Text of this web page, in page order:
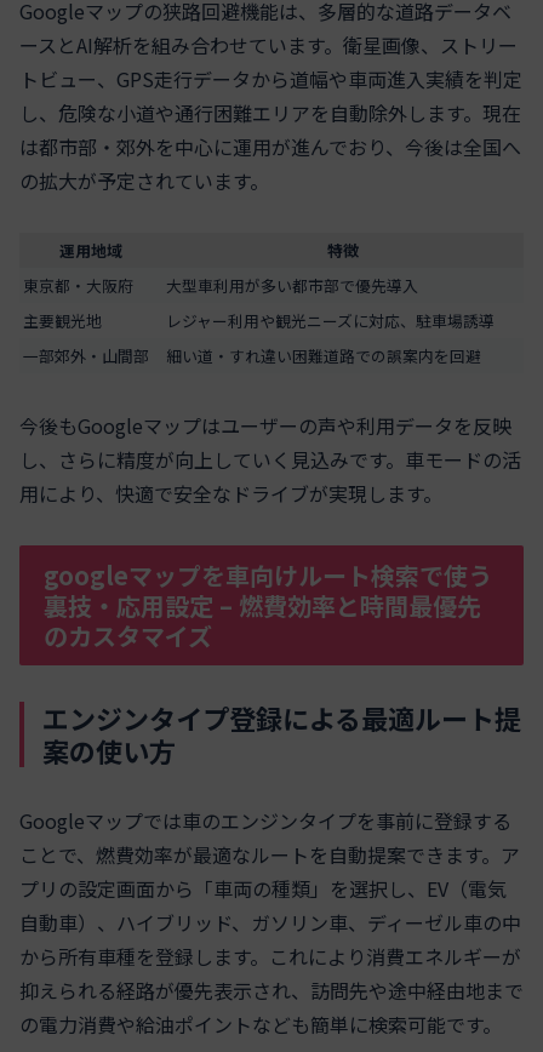
Googleマップの狭路回避機能は、多層的な道路データベ
ースとAI解析を組み合わせています。衛星画像、ストリー
トビュー、GPS走行データから道幅や車両進入実績を判定
し、危険な小道や通行困難エリアを自動除外します。現在
は都市部・郊外を中心に運用が進んでおり、今後は全国へ
の拡大が予定されています。
運用地域
特徴
東京都・大阪府
大型車利用が多い都市部で優先導入
主要観光地
レジャー利用や観光ニーズに対応、駐車場誘導
一部郊外・山間部
細い道・すれ違い困難道路での誤案内を回避
今後もGoogleマップはユーザーの声や利用データを反映
し、さらに精度が向上していく見込みです。車モードの活
用により、快適で安全なドライブが実現します。
googleマップを車向けルート検索で使う
裏技・応用設定 – 燃費効率と時間最優先
のカスタマイズ
エンジンタイプ登録による最適ルート提
案の使い方
Googleマップでは車のエンジンタイプを事前に登録する
ことで、燃費効率が最適なルートを自動提案できます。ア
プリの設定画面から「車両の種類」を選択し、EV（電気
自動車）、ハイブリッド、ガソリン車、ディーゼル車の中
から所有車種を登録します。これにより消費エネルギーが
抑えられる経路が優先表示され、訪問先や途中経由地まで
の電力消費や給油ポイントなども簡単に検索可能です。